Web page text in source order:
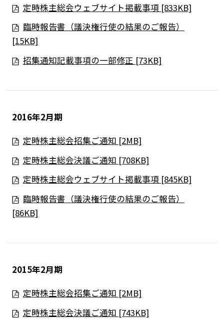
企業情報
IR情報
サステナビリティ
グループ企業
JP EN
定時株主総会ウェブサイト掲載事項 [833KB]
臨時報告書（議決権行使の結果のご報告）
[15KB]
招集通知記載事項の一部修正 [73KB]
2016年2月期
定時株主総会招集ご通知 [2MB]
定時株主総会決議ご通知 [708KB]
定時株主総会ウェブサイト掲載事項 [845KB]
臨時報告書（議決権行使の結果のご報告）
[86KB]
2015年2月期
定時株主総会招集ご通知 [2MB]
定時株主総会決議ご通知 [743KB]